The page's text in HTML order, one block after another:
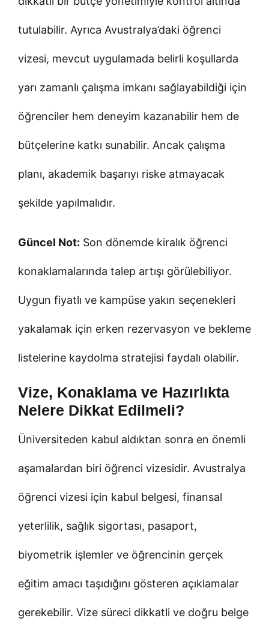
tutulabilir. Ayrıca Avustralya’daki öğrenci
vizesi, mevcut uygulamada belirli koşullarda
yarı zamanlı çalışma imkanı sağlayabildiği için
öğrenciler hem deneyim kazanabilir hem de
bütçelerine katkı sunabilir. Ancak çalışma
planı, akademik başarıyı riske atmayacak
şekilde yapılmalıdır.
Güncel Not: Son dönemde kiralık öğrenci
konaklamalarında talep artışı görülebiliyor.
Uygun fiyatlı ve kampüse yakın seçenekleri
yakalamak için erken rezervasyon ve bekleme
listelerine kaydolma stratejisi faydalı olabilir.
Vize, Konaklama ve Hazırlıkta
Nelere Dikkat Edilmeli?
Üniversiteden kabul aldıktan sonra en önemli
aşamalardan biri öğrenci vizesidir. Avustralya
öğrenci vizesi için kabul belgesi, finansal
yeterlilik, sağlık sigortası, pasaport,
biyometrik işlemler ve öğrencinin gerçek
eğitim amacı taşıdığını gösteren açıklamalar
gerekebilir. Vize süreci dikkatli ve doğru belge